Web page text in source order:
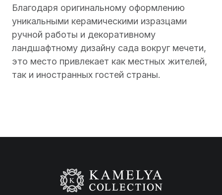
Благодаря оригинальному оформлению
уникальными керамическими изразцами
ручной работы и декоративному
ландшафтному дизайну сада вокруг мечети,
это место привлекает как местных жителей,
так и иностранных гостей страны.